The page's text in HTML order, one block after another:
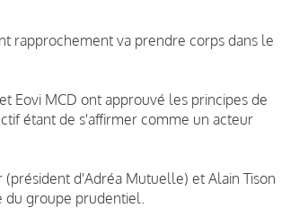
rapprochement va prendre corps dans le
Eovi MCD ont approuvé les principes de
étant de s'affirmer comme un acteur
d'Adréa Mutuelle) et Alain Tison
groupe prudentiel.